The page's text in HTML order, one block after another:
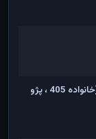
فیلم آموزشی بستن و مونتاژ موتور XU7 از ایساکو (خانواده 405 ، پژو